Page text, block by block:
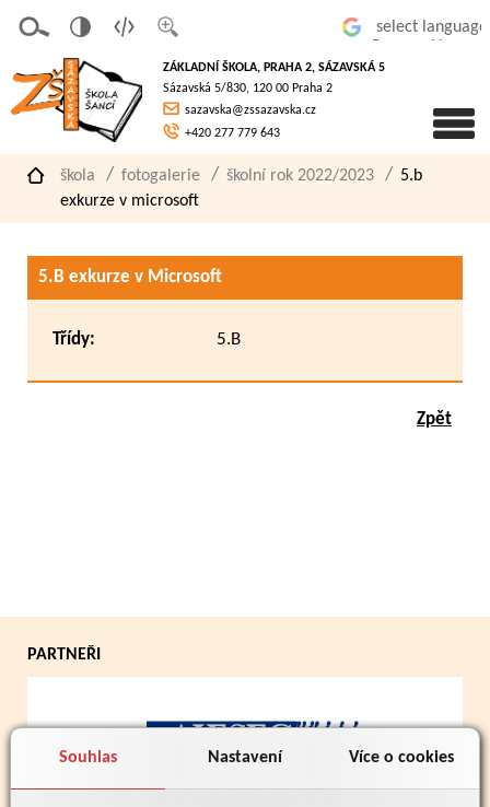
Souhlas Nastavení Více o cookies
písmo
á
verze
pro
slaboz
raké
ZÁKLADNÍ ŠKOLA, PRAHA 2, SÁZAVSKÁ 5
Sázavská 5/830, 120 00 Praha 2
sazavska@zssazavska.cz
+420 277 779 643
škola fotogalerie školní rok 2022/2023
5.b
exkurze v microsoft
5.B exkurze v Microsoft
Třídy: 5.B
Zpět
PARTNEŘI